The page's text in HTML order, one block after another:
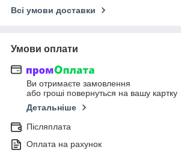
Всі умови доставки
Умови оплати
Ви отримаєте замовлення
або гроші повернуться на вашу картку
Детальніше
Післяплата
Оплата на рахунок